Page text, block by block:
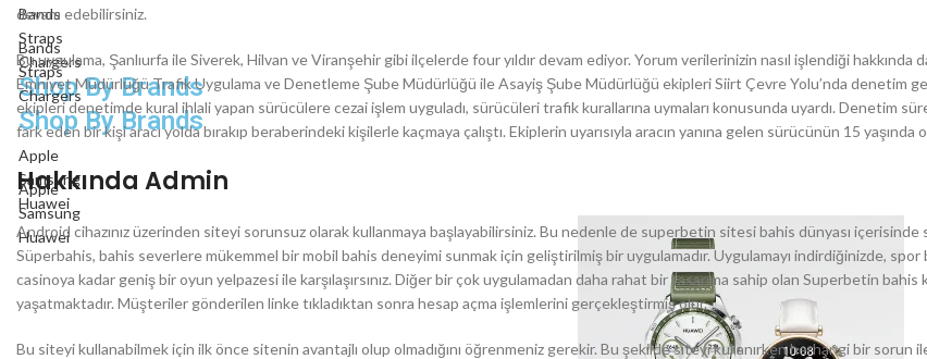
Bands
Straps
Chargers
Shop By Brands
Apple
Samsung
Huawei
Bands
Straps
Chargers
Shop By Brands
Apple
Samsung
Huawei
devam edebilirsiniz.
Bu uygulama, Şanlıurfa ile Siverek, Hilvan ve Viranşehir gibi ilçelerde four yıldır devam ediyor. Yorum verilerinizin nasıl işlendiği hakkında
Emniyet Müdürlüğü Trafik Uygulama ve Denetleme Şube Müdürlüğü ile Asayiş Şube Müdürlüğü ekipleri Siirt Çevre Yolu’nda denetim
ekipleri denetimde kural ihlali yapan sürücülere cezai işlem uyguladı, sürücüleri trafik kurallarına uymaları konusunda uyardı. Denetim
fark eden bir kişi aracı yolda bırakıp beraberindeki kişilerle kaçmaya çalıştı. Ekiplerin uyarısıyla aracın yanına gelen sürücünün 15
Hakkında Admin
Android cihazınız üzerinden siteyi sorunsuz olarak kullanmaya başlayabilirsiniz. Bu nedenle de superbetin sitesi bahis dünyası
Süperbahis, bahis severlere mükemmel bir mobil bahis deneyimi sunmak için geliştirilmiş bir uygulamadır. Uygulamayı indirdiğinizde, spor
casinoya kadar geniş bir oyun yelpazesi ile karşılaşırsınız. Diğer bir çok uygulamadan daha rahat bir tasarıma sahip olan Superbetin bahis
yaşatmaktadır. Müşteriler gönderilen linke tıkladıktan sonra hesap açma işlemlerini gerçekleştirmiş olur.
Bu siteyi kullanabilmek için ilk önce sitenin avantajlı olup olmadığını öğrenmeniz gerekir. Bu şekilde siteyi kullanırken herhangi bir sorun ile